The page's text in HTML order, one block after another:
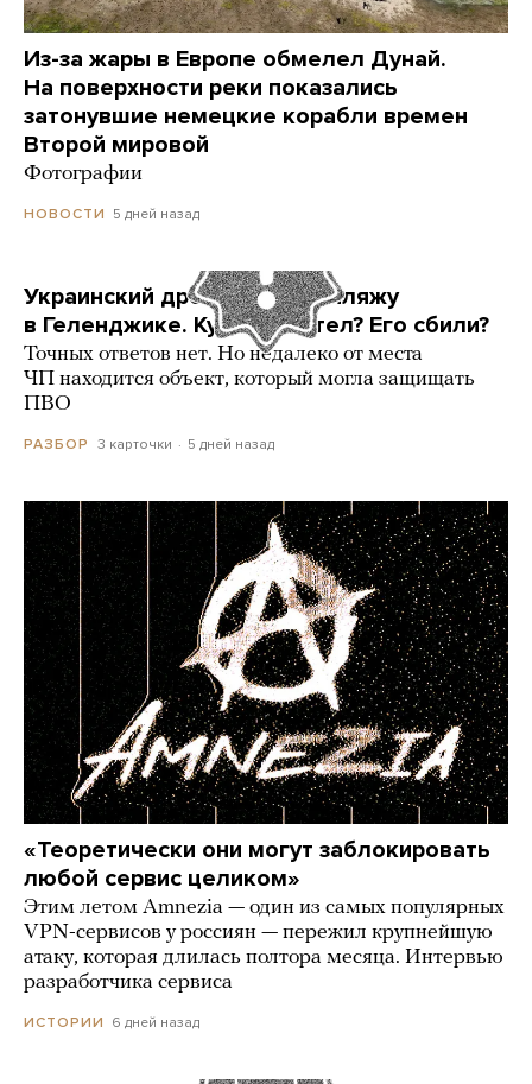
Из-за жары в Европе обмелел Дунай.
На поверхности реки показались
затонувшие немецкие корабли времен
Второй мировой
Фотографии
НОВОСТИ 5 дней назад
Украинский дрон попал по пляжу
в Геленджике. Куда он летел? Его сбили?
Точных ответов нет. Но недалеко от места
ЧП находится объект, который могла защищать
ПВО
РАЗБОР 3 карточки 5 дней назад
«Теоретически они могут заблокировать
любой сервис целиком»
Этим летом Amnezia — один из самых популярных
VPN-сервисов у россиян — пережил крупнейшую
атаку, которая длилась полтора месяца. Интервью
разработчика сервиса
ИСТОРИИ 6 дней назад